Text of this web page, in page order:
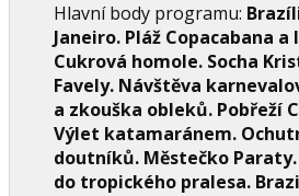
Hlavní body programu:
Janeiro. Pláž Copacabana a
Cukrová homole. Socha
Favely. Návštěva
a zkouška obleků. Pobřeží
Výlet katamaránem.
doutníků. Městečko
do tropického pralesa.